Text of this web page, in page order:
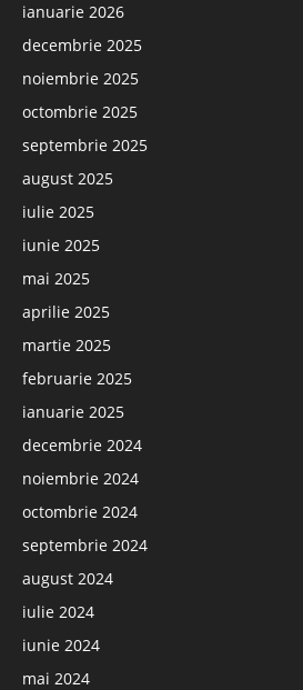
ianuarie 2026
decembrie 2025
noiembrie 2025
octombrie 2025
septembrie 2025
august 2025
iulie 2025
iunie 2025
mai 2025
aprilie 2025
martie 2025
februarie 2025
ianuarie 2025
decembrie 2024
noiembrie 2024
octombrie 2024
septembrie 2024
august 2024
iulie 2024
iunie 2024
mai 2024